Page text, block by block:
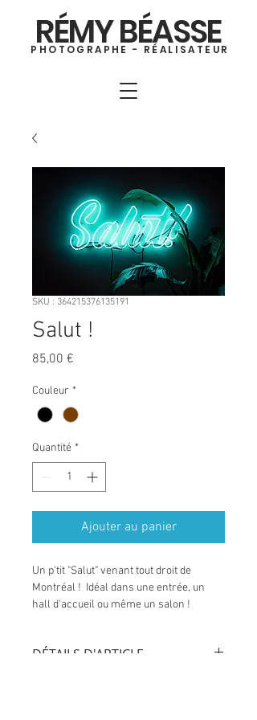
RÉMY BÉASSE
PHOTOGRAPHE - RÉALISATEUR
SKU : 364215376135191
Salut !
85,00 €
Couleur *
Quantité *
Ajouter au panier
Un p'tit "Salut" venant tout droit de
Montréal !  Idéal dans une entrée, un
hall d'accueil ou même un salon !
DÉTAILS D'ARTICLE